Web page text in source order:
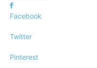
Facebook
Twitter
Pinterest